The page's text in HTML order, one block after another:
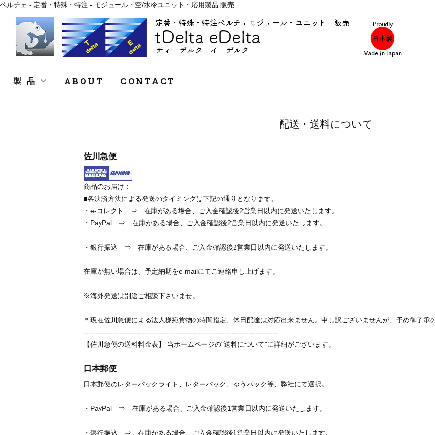
ペルチェ - 定番・特殊・特注 - モジュール・空/水冷ユニット・応用製品 販売
製 品 ABOUT CONTACT
配送・送料について
佐川急便
商品のお届け：
■各決済方法による発送のタイミングは下記の通りとなります。
・e-コレクト ⇒ 在庫がある場合、ご入金確認後2営業日以内に発送いたします。
・PayPal ⇒ 在庫がある場合、ご入金確認後2営業日以内に発送いたします。
・銀行振込 ⇒ 在庫がある場合、ご入金確認後2営業日以内に発送いたします。
在庫が無い場合は、予定納期をe-mailにてご連絡申し上げます。
※海外発送は別途ご相談下さいませ。
＊現在佐川急便による法人様宛貨物の時間指定、休日配達は対応出来ません。申し訳ございませんが、予め御了承
--------------------------------------------------------------------------------
【佐川急便の送料料金表】 当ホームページの"送料について"に詳細がございます。
日本郵便
日本郵便のレターパックライト、レターパック、ゆうパック等、弊社にて選択。
・PayPal ⇒ 在庫がある場合、ご入金確認後1営業日以内に発送いたします。
・銀行振込 ⇒ 在庫がある場合、ご入金確認後1営業日以内に発送いたします。